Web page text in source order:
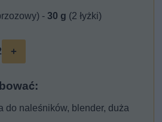
-30 g (2 łyżki)
+
do naleśników, blender, duża